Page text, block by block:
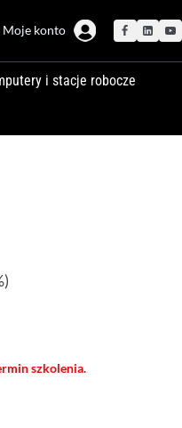
Moje konto
i stacje robocze
szkolenia.